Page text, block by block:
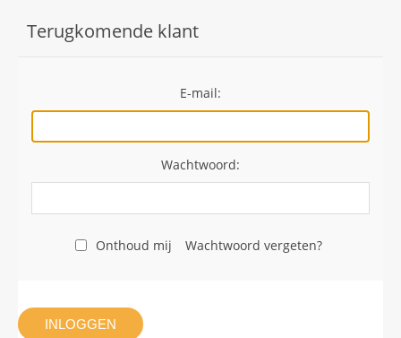
Terugkomende klant
E-mail:
Wachtwoord:
Onthoud mij Wachtwoord vergeten?
INLOGGEN